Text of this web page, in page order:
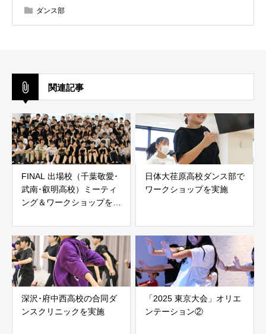
ダンス部
関連記事
FINAL 出場校（千葉敬愛･
武南･叡明高校）ミーティ
ング＆ワークショップを実
日体大荏原高校ダンス部で
ワークショップを実施
深沢･府中西高校の合同ダ
ンスクリニックを実施
「2025 東京大会」オリエ
ンテーション②